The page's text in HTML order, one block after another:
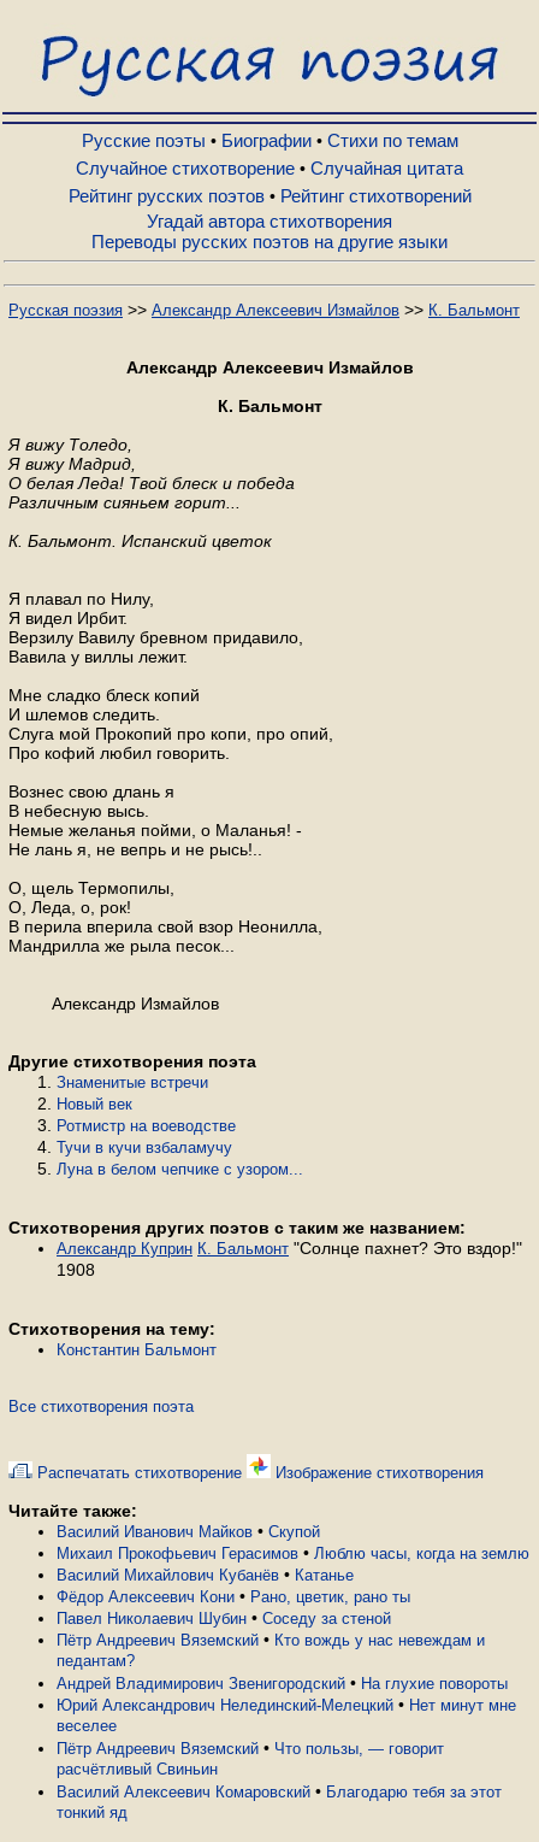
Русские поэты
Биографии
Стихи по темам
Случайное стихотворение
Рейтинг стихотворений
Русские поэты • Биографии• Стихи по темам
Случайное стихотворение • Случайная цитата
Рейтинг русских поэтов• Рейтинг стихотворений
Угадай автора стихотворения
Переводы русских поэтов на другие языки
Русская поэзия >> Александр Алексеевич Измайлов >> К. Бальмонт
Александр Алексеевич Измайлов
К. Бальмонт
Я вижу Толедо,
Я вижу Мадрид,
О белая Леда! Твой блеск и победа
Различным сияньем горит...
К. Бальмонт. Испанский цветок
Я плавал по Нилу,
Я видел Ирбит.
Верзилу Вавилу бревном придавило,
Вавила у виллы лежит.
Мне сладко блеск копий
И шлемов следить.
Слуга мой Прокопий про копи, про опий,
Про кофий любил говорить.
Вознес свою длань я
В небесную высь.
Немые желанья пойми, о Маланья! -
Не лань я, не вепрь и не рысь!..
О, щель Термопилы,
О, Леда, о, рок!
В перила вперила свой взор Неонилла,
Мандрилла же рыла песок...
Александр Измайлов
Другие стихотворения поэта
Знаменитые встречи
Новый век
Ротмистр на воеводстве
Тучи в кучи взбаламучу
Луна в белом чепчике с узором...
Стихотворения других поэтов с таким же названием:
Александр Куприн К. Бальмонт "Солнце пахнет? Это вздор!"
1908
Стихотворения на тему:
Константин Бальмонт
Все стихотворения поэта
Распечатать стихотворение Изображение стихотворения
Читайте также:
Василий Иванович Майков • Скупой
Михаил Прокофьевич Герасимов • Люблю часы, когда на землю
Василий Михайлович Кубанёв • Катанье
Фёдор Алексеевич Кони • Рано, цветик, рано ты
Павел Николаевич Шубин • Соседу за стеной
Пётр Андреевич Вяземский • Кто вождь у нас невеждам и
педантам?
Андрей Владимирович Звенигородский • На глухие повороты
Юрий Александрович Нелединский-Мелецкий • Нет минут мне
веселее
Пётр Андреевич Вяземский • Что пользы, — говорит
расчётливый Свиньин
Василий Алексеевич Комаровский • Благодарю тебя за этот
тонкий яд